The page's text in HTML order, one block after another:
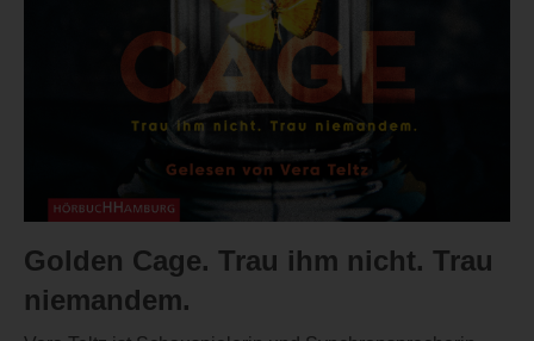
Golden Cage. Trau ihm nicht. Trau
niemandem.